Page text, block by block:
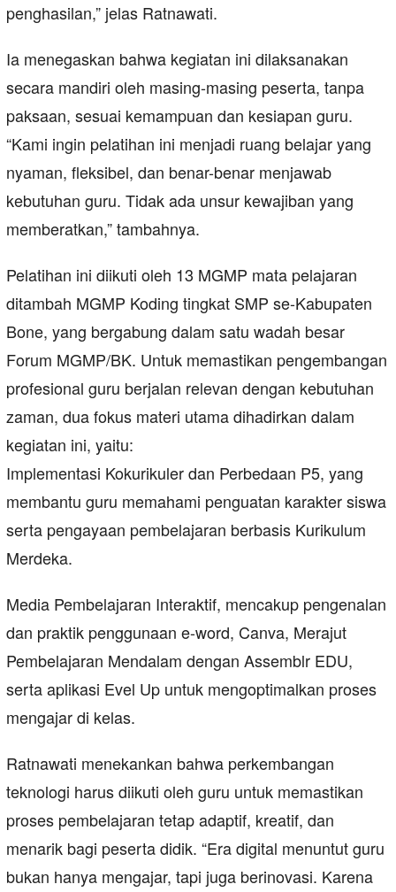
penghasilan,” jelas Ratnawati.
Ia menegaskan bahwa kegiatan ini dilaksanakan
secara mandiri oleh masing-masing peserta, tanpa
paksaan, sesuai kemampuan dan kesiapan guru.
“Kami ingin pelatihan ini menjadi ruang belajar yang
nyaman, fleksibel, dan benar-benar menjawab
kebutuhan guru. Tidak ada unsur kewajiban yang
memberatkan,” tambahnya.
Pelatihan ini diikuti oleh 13 MGMP mata pelajaran
ditambah MGMP Koding tingkat SMP se-Kabupaten
Bone, yang bergabung dalam satu wadah besar
Forum MGMP/BK. Untuk memastikan pengembangan
profesional guru berjalan relevan dengan kebutuhan
zaman, dua fokus materi utama dihadirkan dalam
kegiatan ini, yaitu:
Implementasi Kokurikuler dan Perbedaan P5, yang
membantu guru memahami penguatan karakter siswa
serta pengayaan pembelajaran berbasis Kurikulum
Merdeka.
Media Pembelajaran Interaktif, mencakup pengenalan
dan praktik penggunaan e-word, Canva, Merajut
Pembelajaran Mendalam dengan Assemblr EDU,
serta aplikasi Evel Up untuk mengoptimalkan proses
mengajar di kelas.
Ratnawati menekankan bahwa perkembangan
teknologi harus diikuti oleh guru untuk memastikan
proses pembelajaran tetap adaptif, kreatif, dan
menarik bagi peserta didik. “Era digital menuntut guru
bukan hanya mengajar, tapi juga berinovasi. Karena